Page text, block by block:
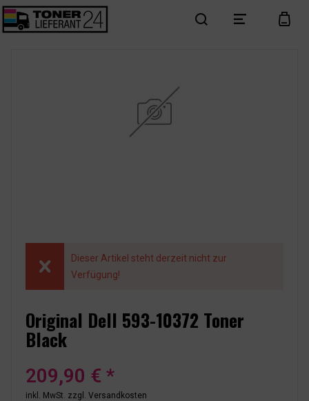
search menu cart
Dieser Artikel steht derzeit nicht zur
Verfügung!
Original Dell 593-10372 Toner
Black
209,90 € *
inkl. MwSt. zzgl. Versandkosten